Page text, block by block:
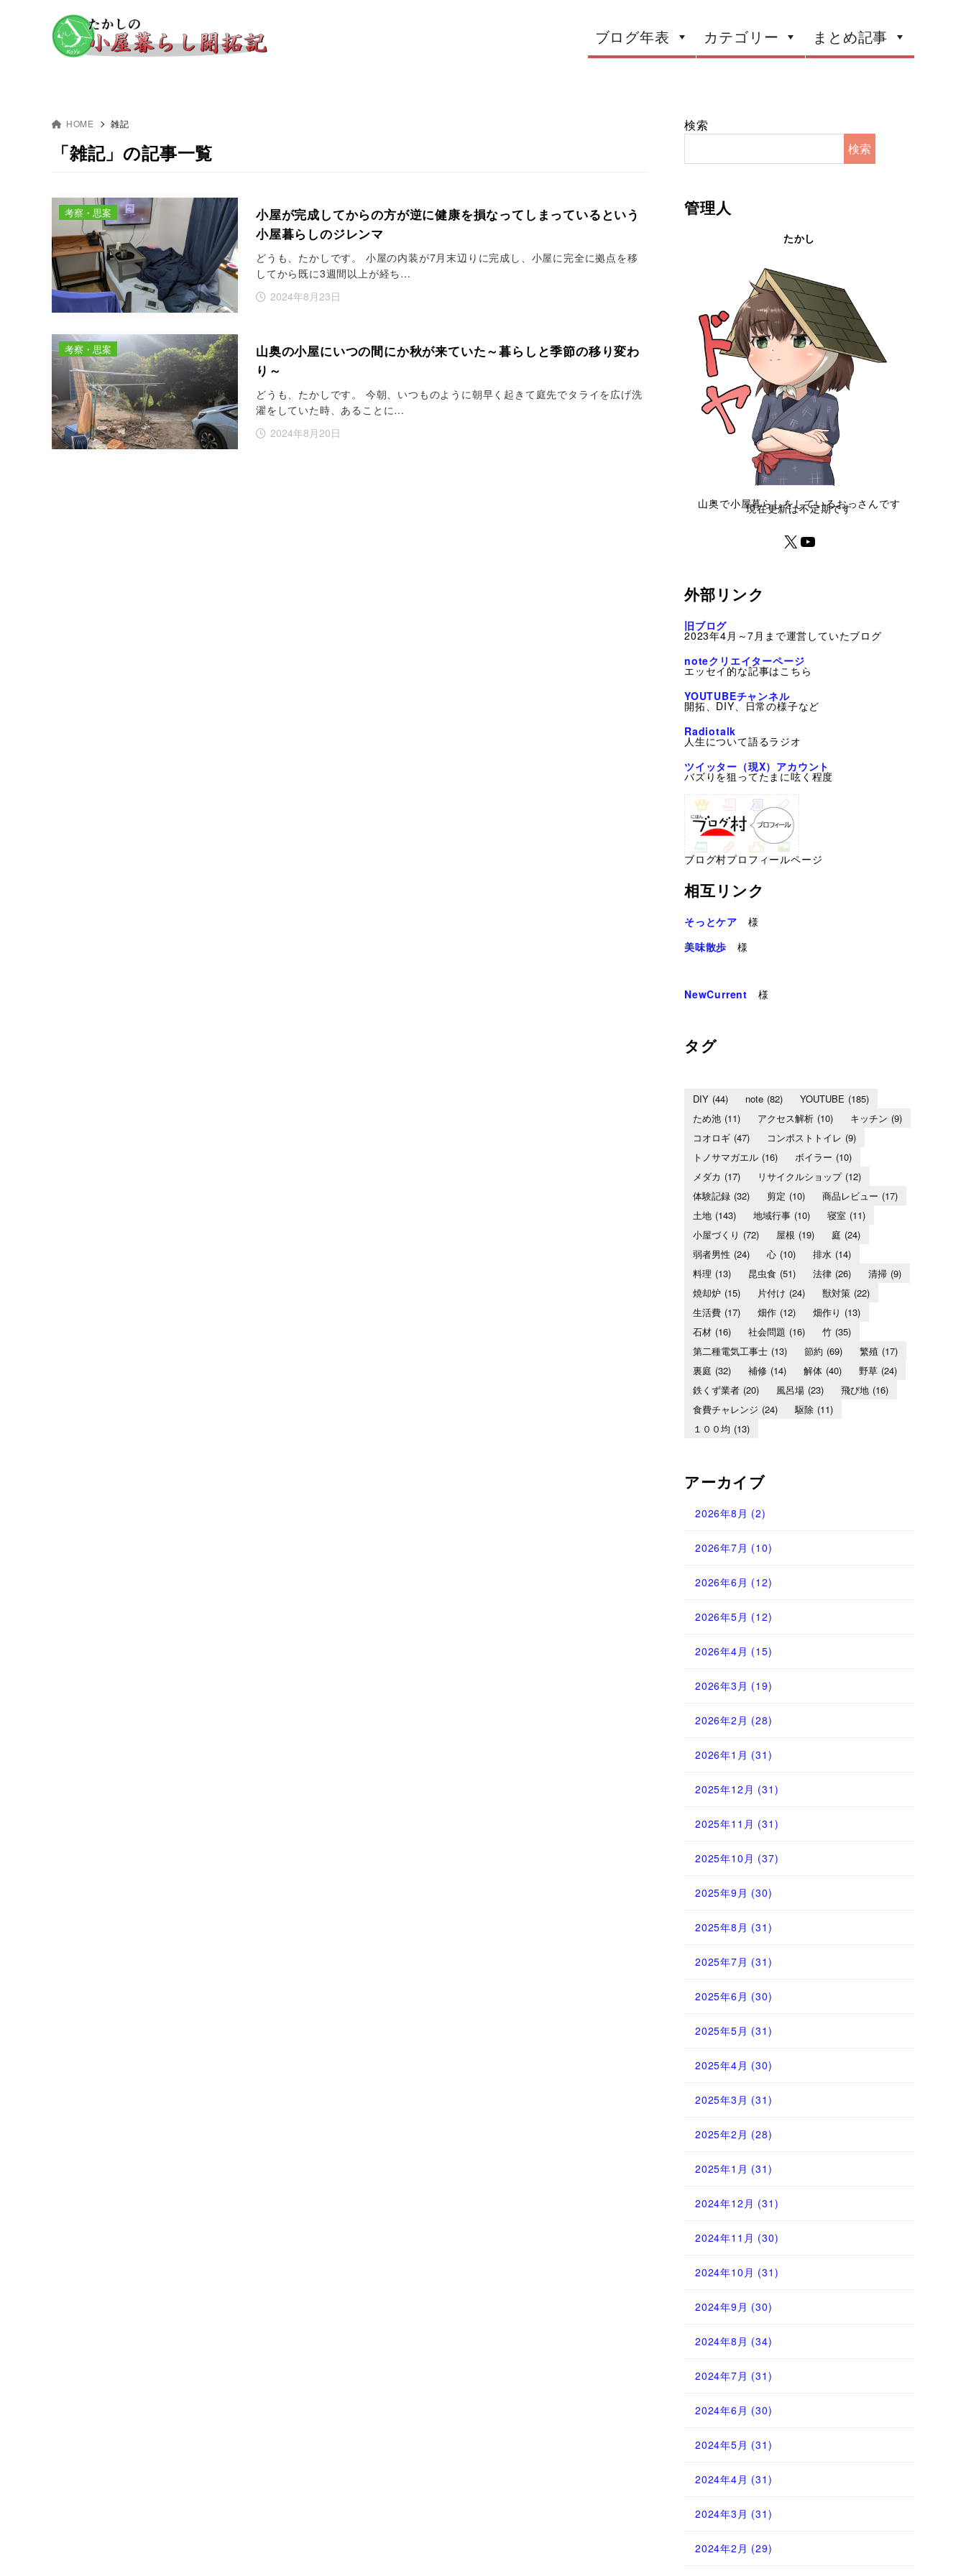
ブログ年表 カテゴリー まとめ記事
HOME 雑記
「雑記」の記事一覧
小屋が完成してからの方が逆に健康を損なってしまっているという
小屋暮らしのジレンマ
どうも、たかしです。 小屋の内装が7月末辺りに完成し、小屋に完全に拠点を移
してから既に3週間以上が経ち…
2024年8月23日
考察・思案
山奥の小屋にいつの間にか秋が来ていた～暮らしと季節の移り変わ
り～
どうも、たかしです。 今朝、いつものように朝早く起きて庭先でタライを広げ洗
濯をしていた時、あることに…
2024年8月20日
考察・思案
検索
検索
管理人
たかし
山奥で小屋暮らしをしているおっさんです
現在更新は不定期です
外部リンク
旧ブログ
2023年4月～7月まで運営していたブログ
noteクリエイターページ
エッセイ的な記事はこちら
YOUTUBEチャンネル
開拓、DIY、日常の様子など
Radiotalk
人生について語るラジオ
ツイッター（現X）アカウント
バズりを狙ってたまに呟く程度
ブログ村プロフィールページ
相互リンク
そっとケア 様
美味散歩 様
NewCurrent 様
タグ
DIY (44) note (82) YOUTUBE (185)
ため池 (11) アクセス解析 (10) キッチン (9)
コオロギ (47) コンポストトイレ (9)
トノサマガエル (16) ボイラー (10)
メダカ (17) リサイクルショップ (12)
体験記録 (32) 剪定 (10) 商品レビュー (17)
土地 (143) 地域行事 (10) 寝室 (11)
小屋づくり (72) 屋根 (19) 庭 (24)
弱者男性 (24) 心 (10) 排水 (14)
料理 (13) 昆虫食 (51) 法律 (26) 清掃 (9)
焼却炉 (15) 片付け (24) 獣対策 (22)
生活費 (17) 畑作 (12) 畑作り (13)
石材 (16) 社会問題 (16) 竹 (35)
第二種電気工事士 (13) 節約 (69) 繁殖 (17)
裏庭 (32) 補修 (14) 解体 (40) 野草 (24)
鉄くず業者 (20) 風呂場 (23) 飛び地 (16)
食費チャレンジ (24) 駆除 (11)
１００均 (13)
アーカイブ
2026年8月 (2)
2026年7月 (10)
2026年6月 (12)
2026年5月 (12)
2026年4月 (15)
2026年3月 (19)
2026年2月 (28)
2026年1月 (31)
2025年12月 (31)
2025年11月 (31)
2025年10月 (37)
2025年9月 (30)
2025年8月 (31)
2025年7月 (31)
2025年6月 (30)
2025年5月 (31)
2025年4月 (30)
2025年3月 (31)
2025年2月 (28)
2025年1月 (31)
2024年12月 (31)
2024年11月 (30)
2024年10月 (31)
2024年9月 (30)
2024年8月 (34)
2024年7月 (31)
2024年6月 (30)
2024年5月 (31)
2024年4月 (31)
2024年3月 (31)
2024年2月 (29)